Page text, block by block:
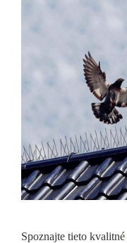
Spoznajte tieto kvalitné